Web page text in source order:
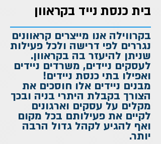
בית כנסת נייד בקראוון
בקרווילה אנו מייצרים קראוונים
נגררים לפי דרישה ולכל פעילות
שניתן להיעזר בה בקראוון.
לעסקים ניידים, משרדים ניידים
ואפילו בתי כנסת ניידים!
מבנים ניידים אלו חוסכים את
הצורך בקבלת היתרי בניה ובכך
מקלים על עסקים וארגונים
לקיים את פעילותם בכל מקום
ואף להגיע לקהל גדול הרבה
יותר.